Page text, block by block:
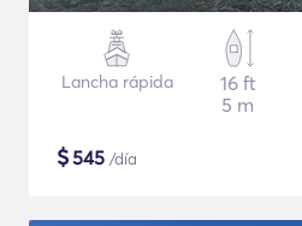
Lancha rápida
16 ft
5 m
$545 /día